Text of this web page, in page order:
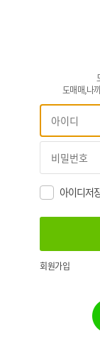
도매매,나
아이디저
회원가입